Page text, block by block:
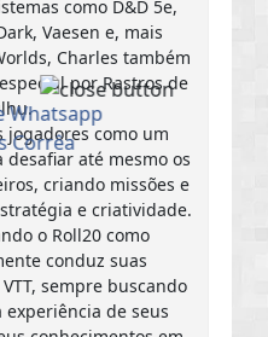
como D&D 5e,
Vaesen e, mais
Charles também
por Rastros de
jogadores como um
até mesmo os
criando missões e
e criatividade.
o Roll20 como
conduz suas
sempre buscando
de seus